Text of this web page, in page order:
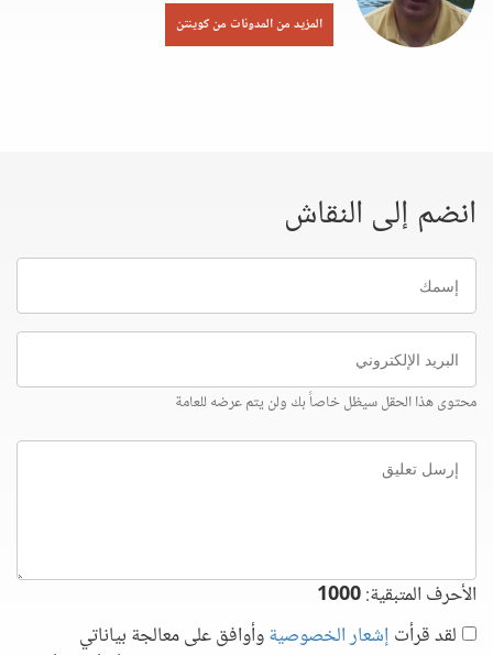
المزيد من المدونات من كوينتن
انضم إلى النقاش
إسمك
البريد
الإلكتروني
محتوى هذا الحقل سيظل خاصاً بك ولن يتم عرضه للعامة
إرسل
تعليق
الأحرف المتبقية:1000
لقد قرأت إشعار الخصوصيةوأوافق على معالجة بياناتي